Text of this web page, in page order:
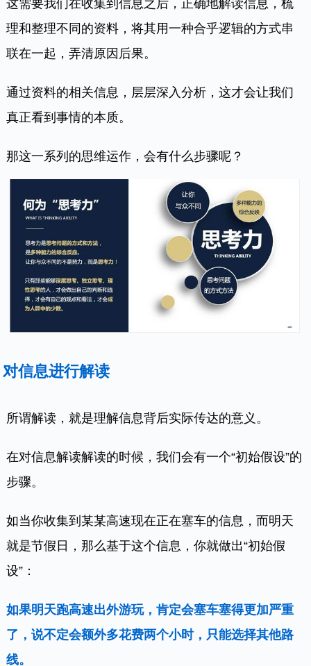
这需要我们在收集到信息之后，正确地解读信息，梳
理和整理不同的资料，将其用一种合乎逻辑的方式串
联在一起，弄清原因后果。
通过资料的相关信息，层层深入分析，这才会让我们
真正看到事情的本质。
那这一系列的思维运作，会有什么步骤呢？
对信息进行解读
所谓解读，就是理解信息背后实际传达的意义。
在对信息解读解读的时候，我们会有一个“初始假设”的
步骤。
如当你收集到某某高速现在正在塞车的信息，而明天
就是节假日，那么基于这个信息，你就做出“初始假
设”：
如果明天跑高速出外游玩，肯定会塞车塞得更加严重
了，说不定会额外多花费两个小时，只能选择其他路
线。